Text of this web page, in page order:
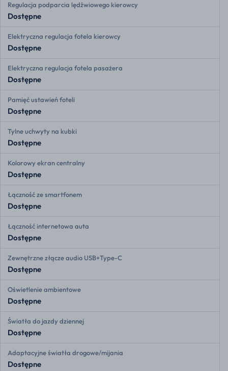
Regulacja podparcia lędźwiowego kierowcy
Dostępne
Elektryczna regulacja fotela kierowcy
Dostępne
Elektryczna regulacja fotela pasażera
Dostępne
Pamięć ustawień foteli
Dostępne
Tylne uchwyty na kubki
Dostępne
Kolorowy ekran centralny
Dostępne
Łączność ze smartfonem
Dostępne
Łączność internetowa auta
Dostępne
Zewnętrzne złącze audio USB+Type-C
Dostępne
Oświetlenie ambientowe
Dostępne
Światła do jazdy dziennej
Dostępne
Adaptacyjne światła drogowe/mijania
Dostępne